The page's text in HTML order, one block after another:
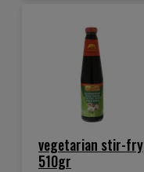
vegetarian stir-fry
510gr